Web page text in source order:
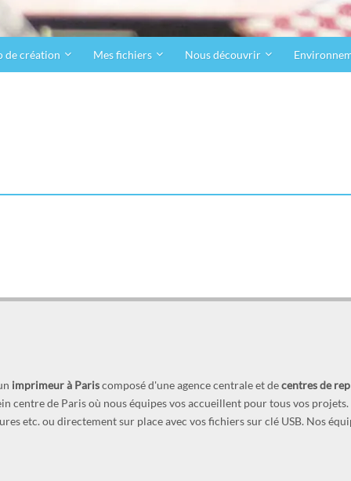
de création Mes fichiers Nous découvrir
imprimeur à Pariscomposé d'une agence centrale et decentres de
centre de Paris où nous équipes vos accueillent pour tous vos
etc. ou directement sur place avec vos fichiers sur clé USB. Nos